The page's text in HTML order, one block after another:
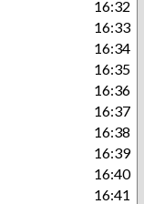
16:32
16:33
16:34
16:35
16:36
16:37
16:38
16:39
16:40
16:41